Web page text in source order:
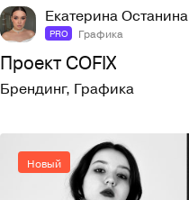
Екатерина Останина
PRO Графика
Проект COFIX
Брендинг, Графика
Новый